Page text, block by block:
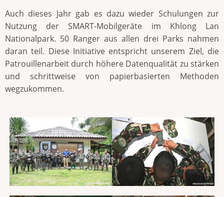
Auch dieses Jahr gab es dazu wieder Schulungen zur
Nutzung der SMART-Mobilgeräte im Khlong Lan
Nationalpark. 50 Ranger aus allen drei Parks nahmen
daran teil. Diese Initiative entspricht unserem Ziel, die
Patrouillenarbeit durch höhere Datenqualität zu stärken
und schrittweise von papierbasierten Methoden
wegzukommen.